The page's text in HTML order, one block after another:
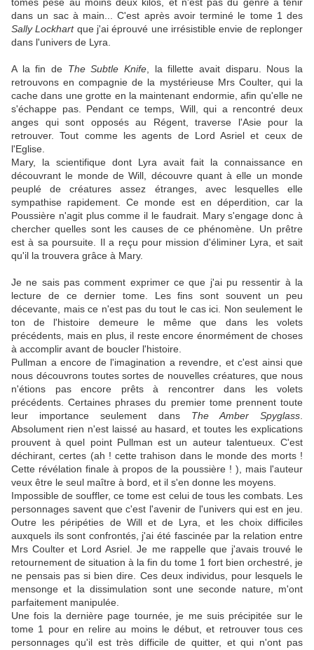
dans un sac à main... C'est après avoir terminé le tome 1 des
Sally Lockhartque j'ai éprouvé une irrésistible envie de replonger
dans l'univers de Lyra.
A la fin de The Subtle Knife , la fillette avait disparu. Nous la
retrouvons en compagnie de la mystérieuse Mrs Coulter, qui la
cache dans une grotte en la maintenant endormie, afin qu'elle ne
s'échappe pas. Pendant ce temps, Will, qui a rencontré deux
anges qui sont opposés au Régent, traverse l'Asie pour la
retrouver. Tout comme les agents de Lord Asriel et ceux de
l'Eglise.
Mary, la scientifique dont Lyra avait fait la connaissance en
découvrant le monde de Will, découvre quant à elle un monde
peuplé de créatures assez étranges, avec lesquelles elle
sympathise rapidement. Ce monde est en déperdition, car la
Poussière n'agit plus comme il le faudrait. Mary s'engage donc à
chercher quelles sont les causes de ce phénomène. Un prêtre
est à sa poursuite. Il a reçu pour mission d'éliminer Lyra, et sait
qu'il la trouvera grâce à Mary.
Je ne sais pas comment exprimer ce que j'ai pu ressentir à la
lecture de ce dernier tome. Les fins sont souvent un peu
décevante, mais ce n'est pas du tout le cas ici. Non seulement le
ton de l'histoire demeure le même que dans les volets
précédents, mais en plus, il reste encore énormément de choses
à accomplir avant de boucler l'histoire.
Pullman a encore de l'imagination a revendre, et c'est ainsi que
nous découvrons toutes sortes de nouvelles créatures, que nous
n'étions pas encore prêts à rencontrer dans les volets
précédents. Certaines phrases du premier tome prennent toute
leur importance seulement dans The Amber Spyglass
Absolument rien n'est laissé au hasard, et toutes les explications
prouvent à quel point Pullman est un auteur talentueux. C'est
déchirant, certes (ah ! cette trahison dans le monde des morts !
Cette révélation finale à propos de la poussière ! ), mais l'auteur
veux être le seul maître à bord, et il s'en donne les moyens.
Impossible de souffler, ce tome est celui de tous les combats. Les
personnages savent que c'est l'avenir de l'univers qui est en jeu.
Outre les péripéties de Will et de Lyra, et les choix difficiles
auxquels ils sont confrontés, j'ai été fascinée par la relation entre
Mrs Coulter et Lord Asriel. Je me rappelle que j'avais trouvé le
retournement de situation à la fin du tome 1 fort bien orchestré, je
ne pensais pas si bien dire. Ces deux individus, pour lesquels le
mensonge et la dissimulation sont une seconde nature, m'ont
parfaitement manipulée.
Une fois la dernière page tournée, je me suis précipitée sur le
tome 1 pour en relire au moins le début, et retrouver tous ces
personnages qu'il est très difficile de quitter, et qui n'ont pas